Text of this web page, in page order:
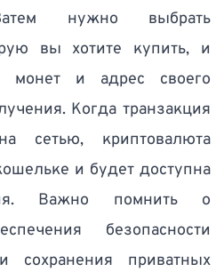
нужно выбрать
вы хотите купить, и
монет и адрес своего
Когда транзакция
сетью, криптовалюта
и будет доступна
Важно помнить о
безопасности
сохранения приватных